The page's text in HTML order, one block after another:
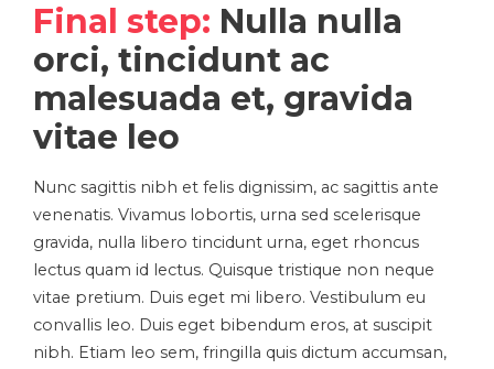
Final step: Nulla nulla
orci, tincidunt ac
malesuada et, gravida
vitae leo
Nunc sagittis nibh et felis dignissim, ac sagittis ante
venenatis. Vivamus lobortis, urna sed scelerisque
gravida, nulla libero tincidunt urna, eget rhoncus
lectus quam id lectus. Quisque tristique non neque
vitae pretium. Duis eget mi libero. Vestibulum eu
convallis leo. Duis eget bibendum eros, at suscipit
nibh. Etiam leo sem, fringilla quis dictum accumsan,